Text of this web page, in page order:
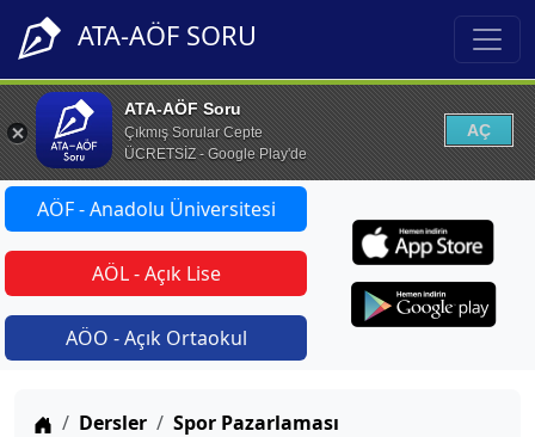
ATA-AÖF SORU
ATA-AÖF Soru
Çıkmış Sorular Cepte
ÜCRETSİZ - Google Play'de
AÇ
AÖF - Anadolu Üniversitesi
AÖL - Açık Lise
AÖO - Açık Ortaokul
Anasayfa
Dersler
Spor Pazarlaması